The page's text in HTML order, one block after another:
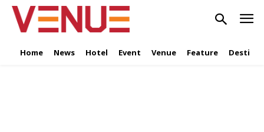
Home News Hotel Event Venue Feature